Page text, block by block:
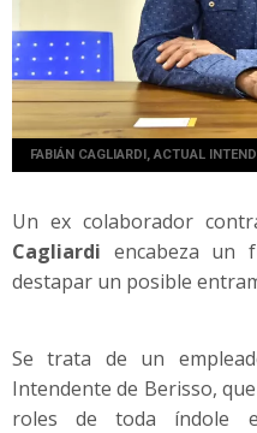
FABIÁN CAGLIARDI, ACTUAL
Un ex colaborador
Cagliardi encabeza un
destapar un posible
Se trata de un
Intendente de Berisso,
roles de toda índole